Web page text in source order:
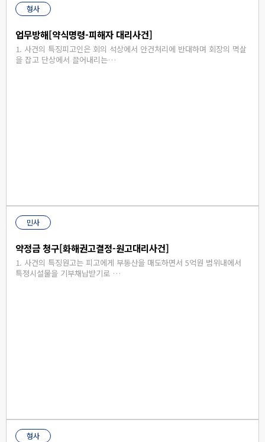
형사
업무방해[약식명령-피해자 대리사건]
1. 사건의 특징피고인은 회의 석상에서 안건처리에 반대하며 회장의 멱살
을 잡고 단상에서 끌어내리는…
민사
약정금 청구[화해권고결정-원고대리사건]
1. 사건의 특징원고는 피고에게 부동산을 매도하면서 5억원 범위내에서
특정시설물을 기부채납받기로 …
형사